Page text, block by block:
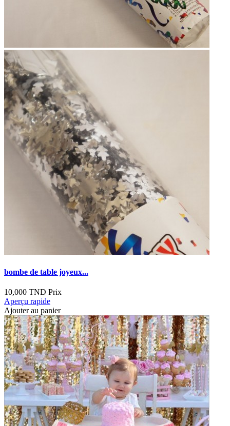
bombe de table joyeux...
10,000 TND Prix
Aperçu rapide
Ajouter au panier